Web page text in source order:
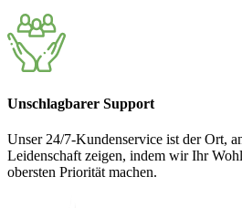
Unschlagbarer Support
Unser 24/7-Kundenservice ist der Ort,
Leidenschaft zeigen, indem wir Ihr
obersten Priorität machen.